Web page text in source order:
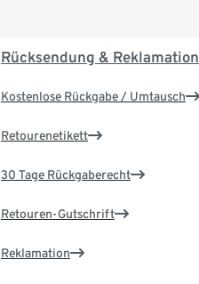
Rücksendung & Reklamation
Kostenlose Rückgabe / Umtausch
Retourenetikett
30 Tage Rückgaberecht
Retouren-Gutschrift
Reklamation